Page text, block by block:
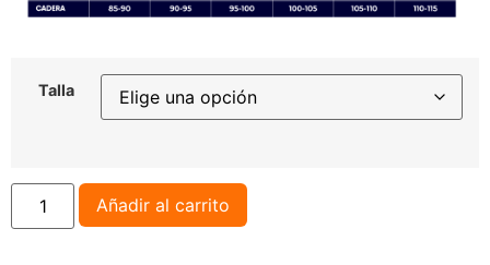
Talla
Añadir al carrito